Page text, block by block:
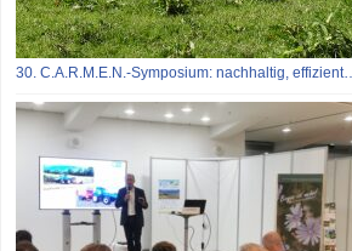
30. C.A.R.M.E.N.-Symposium: nachhaltig, effizient…